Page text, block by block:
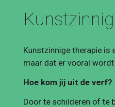
Kunstzinnige therapie is
maar dat er vooral
Hoe kom jij uit de verf?
Door te schilderen of te